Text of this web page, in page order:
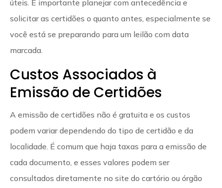
úteis. É importante planejar com antecedência e
solicitar as certidões o quanto antes, especialmente se
você está se preparando para um leilão com data
marcada.
Custos Associados à
Emissão de Certidões
A emissão de certidões não é gratuita e os custos
podem variar dependendo do tipo de certidão e da
localidade. É comum que haja taxas para a emissão de
cada documento, e esses valores podem ser
consultados diretamente no site do cartório ou órgão